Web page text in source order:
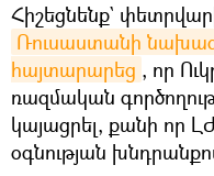
Հիշեցնենք`
Ռուսաստանի
հայտարարեց , որ
ռազմական
կայացրել, քանի որ
օգնության